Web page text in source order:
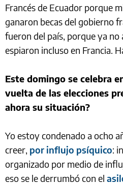
Francés de Ecuador porque
ganaron becas del gobierno
fueron del país, porque ya no
espiaron incluso en Francia.
Este domingo se celebra
vuelta de las elecciones
ahora su situación?
Yo estoy condenado a ocho
creer, por influjo psíquico:
organizado por medio de
eso se le derrumbó con el